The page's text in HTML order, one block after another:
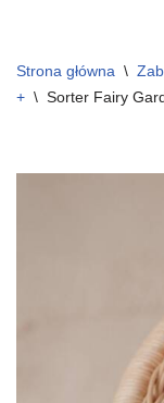
Strona główna \
+ \ Sorter Fairy